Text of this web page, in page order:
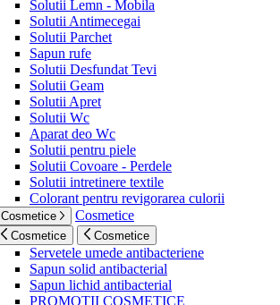
Solutii Lemn - Mobila
Solutii Antimecegai
Solutii Parchet
Sapun rufe
Solutii Desfundat Tevi
Solutii Geam
Solutii Apret
Solutii Wc
Aparat deo Wc
Solutii pentru piele
Solutii Covoare - Perdele
Solutii intretinere textile
Colorant pentru revigorarea culorii
Cosmetice Cosmetice
Cosmetice Cosmetice
Servetele umede antibacteriene
Sapun solid antibacterial
Sapun lichid antibacterial
PROMOTII COSMETICE